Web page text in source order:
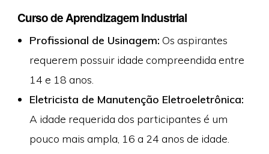
Curso de Aprendizagem Industrial
Profissional de Usinagem: Os aspirantes
requerem possuir idade compreendida entre
14 e 18 anos.
Eletricista de Manutenção Eletroeletrônica:
A idade requerida dos participantes é um
pouco mais ampla, 16 a 24 anos de idade.